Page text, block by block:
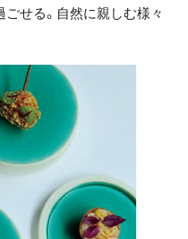
せる。自然に親しむ様々